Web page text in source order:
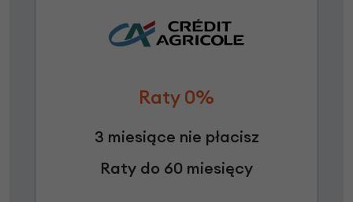
Raty 0%
3 miesiące nie płacisz
Raty do 60 miesięcy